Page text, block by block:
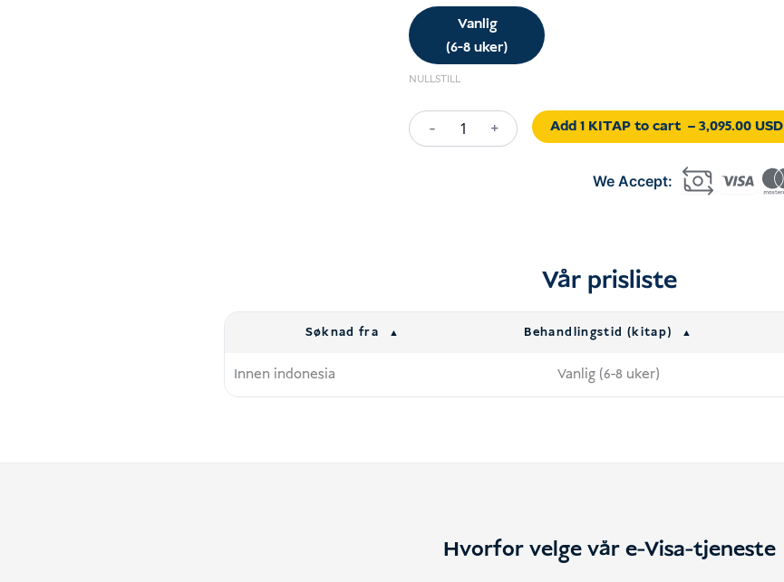
Vanlig
(6-8 uker)
NULLSTILL
-
Work
+ Add 1 KITAP to cart – 3,095.00 USD
Vår prisliste
Søknad fra Behandlingstid (kitap)
Innen indonesia Vanlig (6-8 uker)
Hvorfor velge vår e-Visa-tjeneste